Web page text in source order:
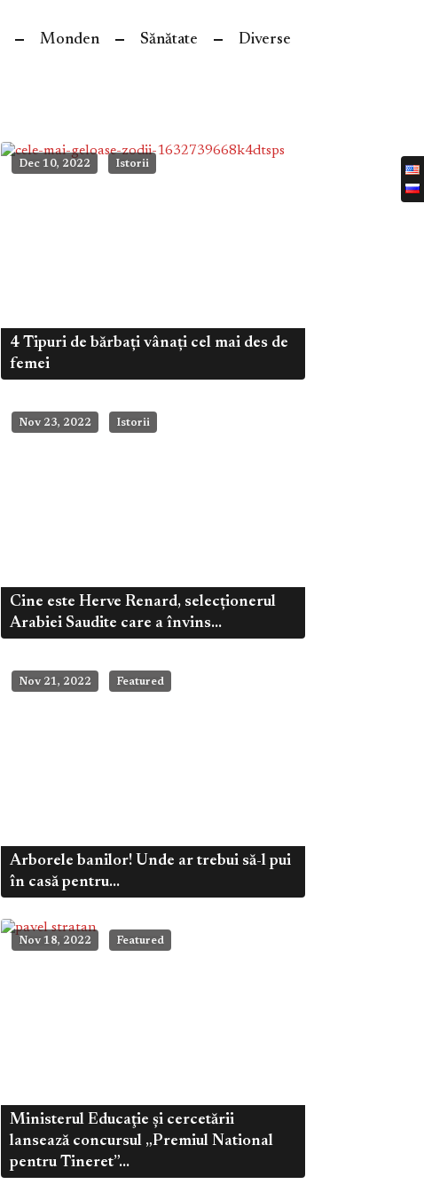
Monden Sănătate Diverse
Dec 10, 2022 Istorii
4 Tipuri de bărbați vânați cel mai des de
femei
Nov 23, 2022 Istorii
Cine este Herve Renard, selecționerul
Arabiei Saudite care a învins...
Nov 21, 2022 Featured
Arborele banilor! Unde ar trebui să-l pui
în casă pentru...
Nov 18, 2022 Featured
Ministerul Educaţie și cercetării
lansează concursul „Premiul National
pentru Tineret”...